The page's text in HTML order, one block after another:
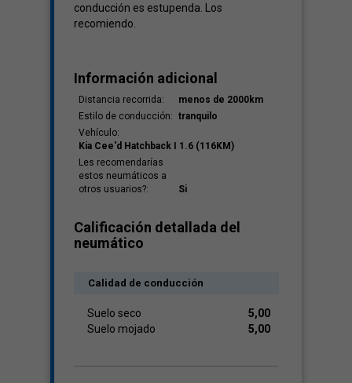
conducción es estupenda. Los
recomiendo.
Información adicional
Distancia recorrida:
menos de 2000km
Estilo de conducción: tranquilo
Vehículo:
Kia Cee'd Hatchback I 1.6 (116KM)
Les recomendarías
estos neumáticos a
otros usuarios?:
Si
Calificación detallada del
neumático
Calidad de conducción
Suelo seco
5,00
Suelo mojado
5,00